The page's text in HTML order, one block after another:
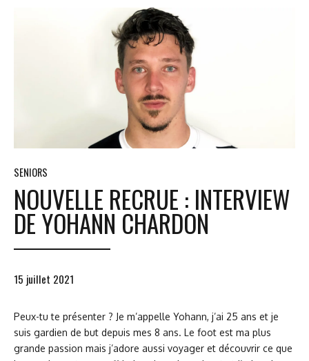
SENIORS
NOUVELLE RECRUE : INTERVIEW
DE YOHANN CHARDON
15 juillet 2021
Peux-tu te présenter ? Je m’appelle Yohann, j’ai 25 ans et je
suis gardien de but depuis mes 8 ans. Le foot est ma plus
grande passion mais j’adore aussi voyager et découvrir ce que